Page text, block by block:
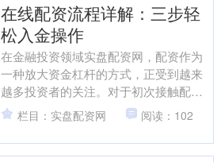
在线配资流程详解：三步轻
松入金操作
在金融投资领域实盘配资网，配资作为
一种放大资金杠杆的方式，正受到越来
越多投资者的关注。对于初次接触配资
的朋友来说，了解清晰、安全的操作流
程至关重要。本文将为您详....
栏目：实盘配资网 阅读：102